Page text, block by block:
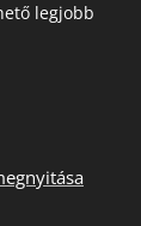
legjobb